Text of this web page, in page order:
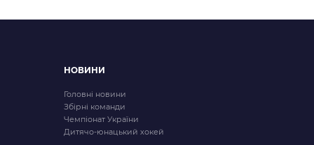
НОВИНИ
Головні новини
Збірні команди
Чемпіонат України
Дитячо-юнацький хокей